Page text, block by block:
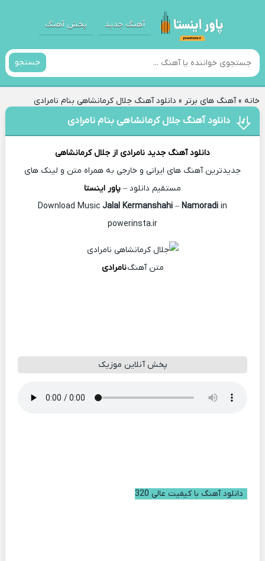
آهنگ جدید پخش آهنگ
جستجو
خانه»آهنگ های برتر » دانلود آهنگ جلال کرمانشاهی بنام نامرادی
دانلود آهنگ جلال کرمانشاهی بنام نامرادی
دانلود آهنگ جدید نامرادی از جلال کرمانشاهی
جدیدترین آهنگ های ایرانی و خارجی به همراه متن و لینک های
مستقیم دانلود – پاور اینستا
Jalal Kermanshahi– Namoradi in
powerinsta.ir
متن آهنگنامرادی
پخش آنلاین موزیک
دانلود آهنگ با کیفیت عالی 320